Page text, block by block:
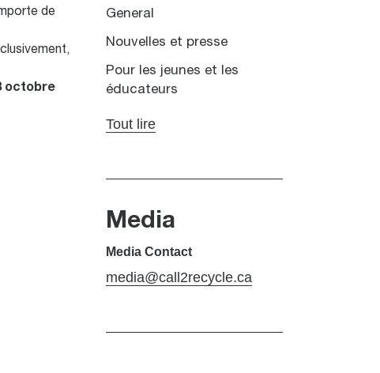
de
octobre
General
Nouvelles et presse
Pour les jeunes et les
éducateurs
Tout lire
Media
Media Contact
media@call2recycle.ca